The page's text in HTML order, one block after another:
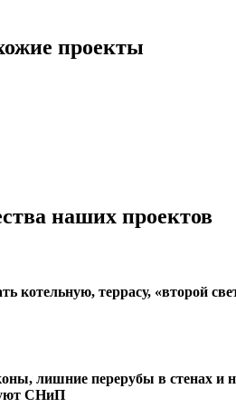
проекты
наших проектов
котельную, террасу, «второй
лишние перерубы в стенах
СНиП